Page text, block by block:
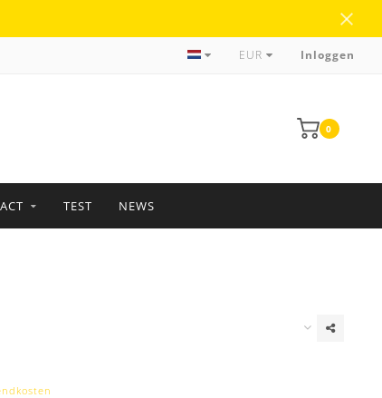
Meer dan 35 jaar ervaringEUR Inloggen
0
TEST NEWS